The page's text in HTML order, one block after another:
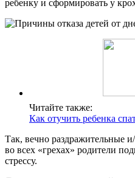
ребенку и сформировать у
Читайте также:
Как отучить ребенка
Так, вечно раздражительные
во всех «грехах» родители
стрессу.